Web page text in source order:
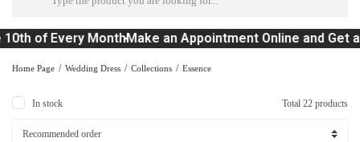
of Every MonthMake an Appointment Online and Get a
Home Page Wedding Dress Collections Essence
In stock Total 22 products